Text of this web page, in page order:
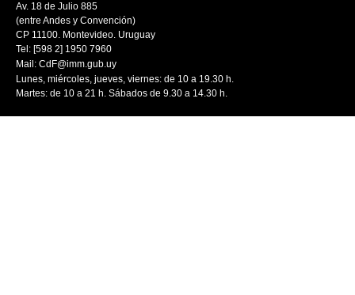
Av. 18 de Julio 885
(entre Andes y Convención)
CP 11100. Montevideo. Uruguay
Tel: [598 2] 1950 7960
Mail: CdF@imm.gub.uy
Lunes, miércoles, jueves, viernes: de 10 a 19.30 h.
Martes: de 10 a 21 h. Sábados de 9.30 a 14.30 h.